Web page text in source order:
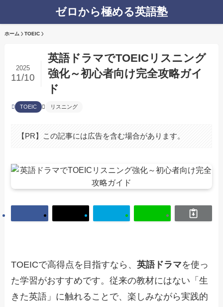
ゼロから極める英語塾
ホーム TOEIC
英語ドラマでTOEICリスニング
強化～初心者向け完全攻略ガイ
ド
2025
11/10
TOEIC リスニング
【PR】この記事には広告を含む場合があります。
TOEICで高得点を目指すなら、英語ドラマを使っ
た学習がおすすめです。従来の教材にはない「生
きた英語」に触れることで、楽しみながら実践的